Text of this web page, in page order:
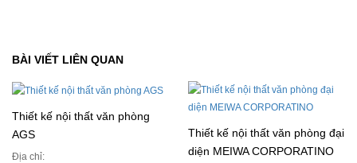
BÀI VIẾT LIÊN QUAN
Thiết kế nội thất văn phòng
AGS
Địa chỉ:
Thiết kế nội thất văn phòng đại
diện MEIWA CORPORATINO